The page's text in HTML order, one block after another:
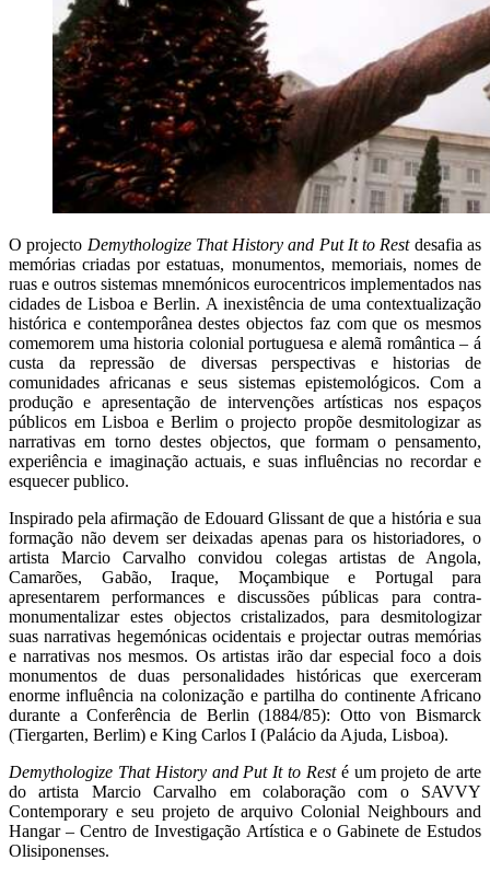
O projecto Demythologize That History and Put It to Restdesafia as
memórias criadas por estatuas, monumentos, memoriais, nomes de
ruas e outros sistemas mnemónicos eurocentricos implementados nas
cidades de Lisboa e Berlin. A inexistência de uma contextualização
histórica e contemporânea destes objectos faz com que os mesmos
comemorem uma historia colonial portuguesa e alemã romântica – á
custa da repressão de diversas perspectivas e historias de
comunidades africanas e seus sistemas epistemológicos. Com a
produção e apresentação de intervenções artísticas nos espaços
públicos em Lisboa e Berlim o projecto propõe desmitologizar as
narrativas em torno destes objectos, que formam o pensamento,
experiência e imaginação actuais, e suas influências no recordar e
esquecer publico.
Inspirado pela afirmação de Edouard Glissant de que a história e sua
formação não devem ser deixadas apenas para os historiadores, o
artista Marcio Carvalho convidou colegas artistas de Angola,
Camarões, Gabão, Iraque, Moçambique e Portugal para
apresentarem performances e discussões públicas para contra-
monumentalizar estes objectos cristalizados, para desmitologizar
suas narrativas hegemónicas ocidentais e projectar outras memórias
e narrativas nos mesmos. Os artistas irão dar especial foco a dois
monumentos de duas personalidades históricas que exerceram
enorme influência na colonização e partilha do continente Africano
durante a Conferência de Berlin (1884/85): Otto von Bismarck
(Tiergarten, Berlim) e King Carlos I (Palácio da Ajuda, Lisboa).
Demythologize That History and Put It to Resté um projeto de arte
do artista Marcio Carvalho em colaboração com o SAVVY
Contemporary e seu projeto de arquivo Colonial Neighbours and
Hangar – Centro de Investigação Artística e o Gabinete de Estudos
Olisiponenses.